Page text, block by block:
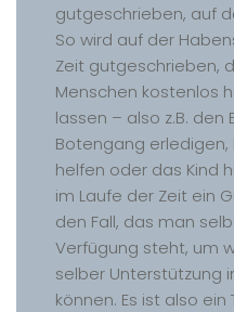
gutgeschrieben, auf
So wird auf der
Zeit gutgeschrieben,
Menschen kostenlos
lassen – also z.B. den
Botengang
helfen oder das Kind
im Laufe der Zeit ein
den Fall, das man
Verfügung steht, um
selber Unterstützung
können. Es ist also ein